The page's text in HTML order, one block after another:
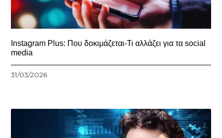
Instagram Plus: Που δοκιμάζεται-Τι αλλάζει για τα social
media
31/03/2026